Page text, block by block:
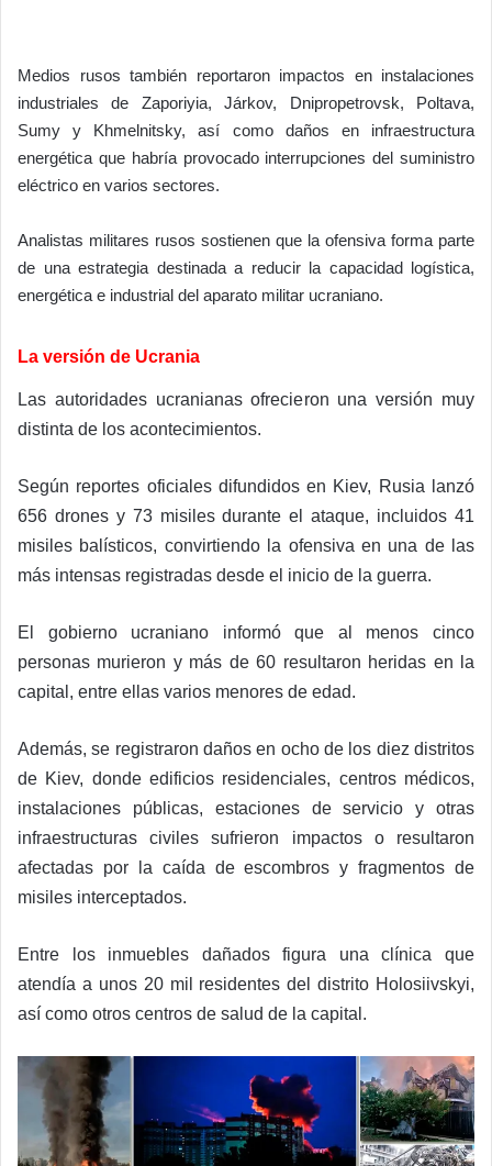
Medios rusos también reportaron impactos en instalaciones
industriales de Zaporiyia, Járkov, Dnipropetrovsk, Poltava,
Sumy y Khmelnitsky, así como daños en infraestructura
energética que habría provocado interrupciones del suministro
eléctrico en varios sectores.
Analistas militares rusos sostienen que la ofensiva forma parte
de una estrategia destinada a reducir la capacidad logística,
energética e industrial del aparato militar ucraniano.
La versión de Ucrania
Las autoridades ucranianas ofrecieron una versión muy
distinta de los acontecimientos.
Según reportes oficiales difundidos en Kiev, Rusia lanzó
656 drones y 73 misiles durante el ataque, incluidos 41
misiles balísticos, convirtiendo la ofensiva en una de las
más intensas registradas desde el inicio de la guerra.
El gobierno ucraniano informó que al menos cinco
personas murieron y más de 60 resultaron heridas en la
capital, entre ellas varios menores de edad.
Además, se registraron daños en ocho de los diez distritos
de Kiev, donde edificios residenciales, centros médicos,
instalaciones públicas, estaciones de servicio y otras
infraestructuras civiles sufrieron impactos o resultaron
afectadas por la caída de escombros y fragmentos de
misiles interceptados.
Entre los inmuebles dañados figura una clínica que
atendía a unos 20 mil residentes del distrito Holosiivskyi,
así como otros centros de salud de la capital.